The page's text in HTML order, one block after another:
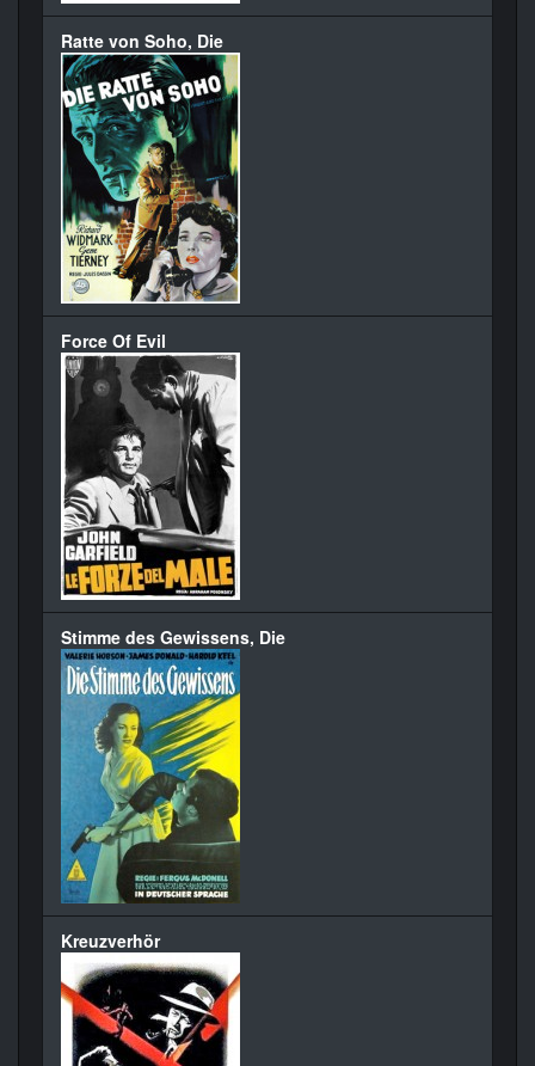
Ratte von Soho, Die
Force Of Evil
Stimme des Gewissens, Die
Kreuzverhör